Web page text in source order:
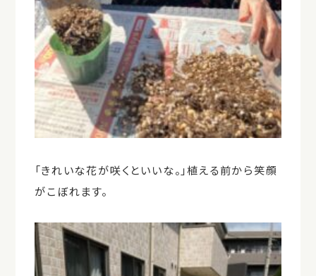
「きれいな花が咲くといいな。」植える前から笑顔
がこぼれます。